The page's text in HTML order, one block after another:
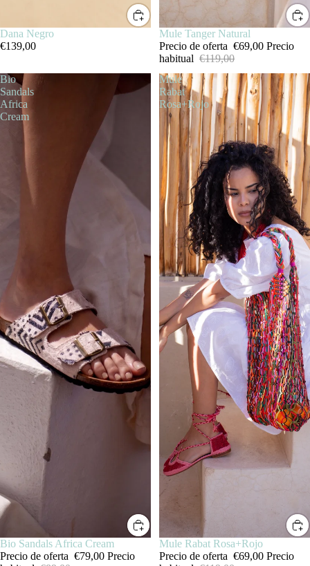
Dana Negro
€139,00
SALE
Mule Tanger Natural
Precio de oferta €69,00 Precio
habitual €119,00
Bio
Sandals
Africa
Cream
SALE
Bio Sandals Africa Cream
Precio de oferta €79,00 Precio
Mule
Rabat
Rosa+Rojo
SALE
Mule Rabat Rosa+Rojo
Precio de oferta €69,00 Precio